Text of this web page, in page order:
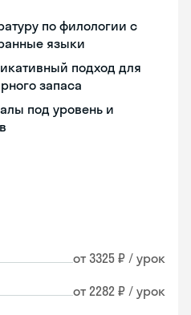
по филологии с
языки
подход для
запаса
под уровень и
от 3325 ₽ / урок
от 2282 ₽ / урок